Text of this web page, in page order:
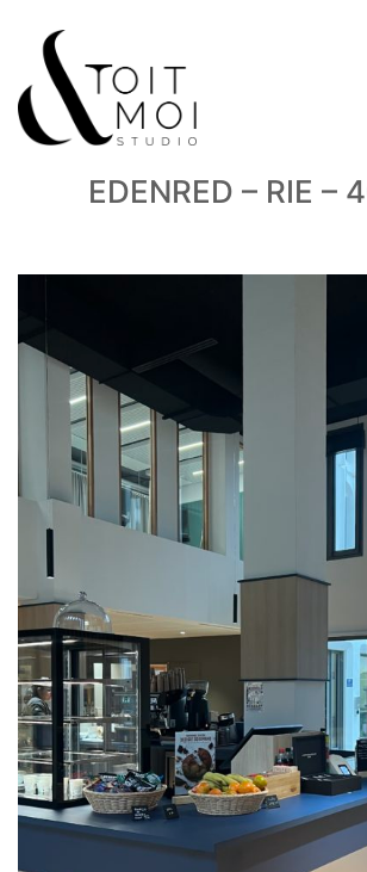
EDENRED – RIE –